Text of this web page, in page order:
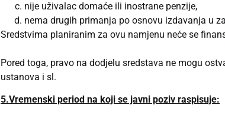
nije uživalac domaće ili inostrane penzije,
nema drugih primanja po osnovu izdavanja u
Sredstvima planiranim za ovu namjenu neće se
Pored toga, pravo na dodjelu sredstava ne mogu
ustanova i sl.
5.Vremenski period na koji se javni poziv raspisuje: